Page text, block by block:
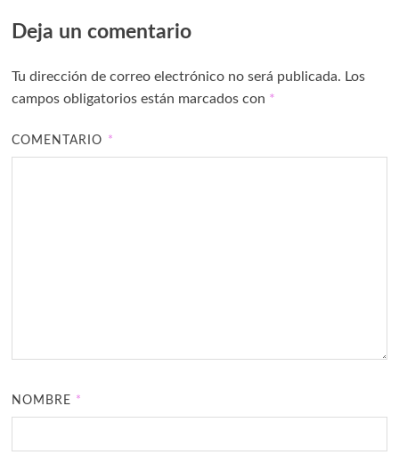
Deja un comentario
Tu dirección de correo electrónico no será publicada. Los
campos obligatorios están marcados con *
COMENTARIO *
NOMBRE *